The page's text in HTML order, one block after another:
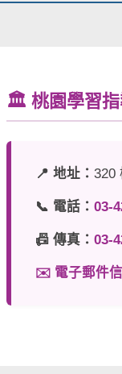
🏛️ 桃園學習指
📍 地址：320
📞 電話：03-
📠 傳真：03-
✉️ 電子郵件信